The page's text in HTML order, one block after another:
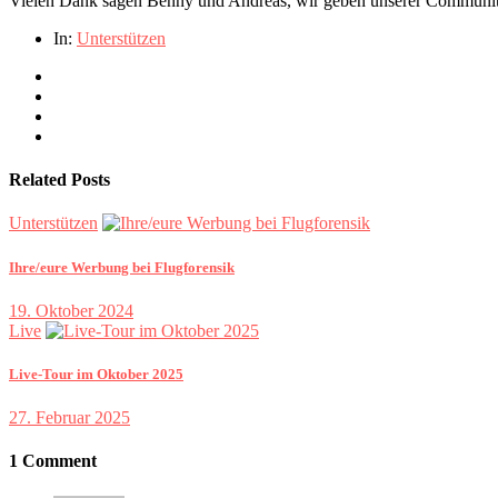
In: Unterstützen
Related Posts
Unterstützen
Ihre/eure Werbung bei Flugforensik
19. Oktober 2024
Live
Live-Tour im Oktober 2025
27. Februar 2025
1 Comment